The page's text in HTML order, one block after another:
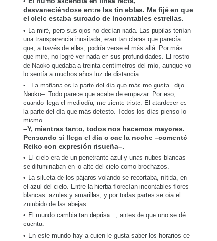
desvaneciéndose entre las tinieblas. Me fijé en que
el cielo estaba surcado de incontables estrellas.
La miré, pero sus ojos no decían nada. Las pupilas tenían
una transparencia inusitada; eran tan claras que parecía
que, a través de ellas, podría verse el más allá. Por más
que miré, no logré ver nada en sus profundidades. El rostro
de Naoko quedaba a treinta centímetros del mío, aunque yo
lo sentía a muchos años luz de distancia.
–La mañana es la parte del día que más me gusta –dijo
Naoko–. Todo parece que acabe de empezar. Por eso,
cuando llega el mediodía, me siento triste. El atardecer es
la parte del día que más detesto. Todos los días pienso lo
mismo.
–Y, mientras tanto, todos nos hacemos mayores.
Pensando si llega el día o cae la noche –comentó
Reiko con expresión risueña–.
El cielo era de un penetrante azul y unas nubes blancas
se difuminaban en lo alto del cielo como brochazos.
La silueta de los pájaros volando se recortaba, nítida, en
el azul del cielo. Entre la hierba florecían incontables flores
blancas, azules y amarillas, y por todas partes se oía el
zumbido de las abejas.
El mundo cambia tan deprisa..., antes de que uno se dé
cuenta.
En este mundo hay a quien le gusta saber los horarios de